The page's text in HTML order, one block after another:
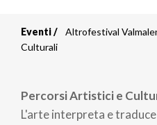
Briciole
pane
Eventi
Altrofestival
Culturali
Percorsi Artistici e
L'arte interpreta e